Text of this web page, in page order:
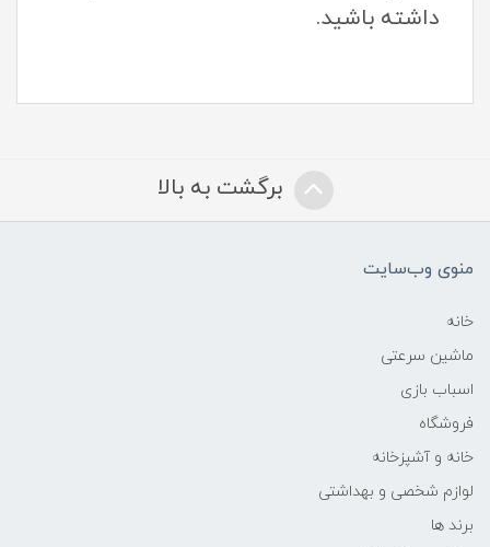
داشته باشید.
برگشت به بالا
منوی وب‌سایت
خانه
ماشین سرعتی
اسباب بازی
فروشگاه
خانه و آشپزخانه
لوازم شخصی و بهداشتی
برند ها